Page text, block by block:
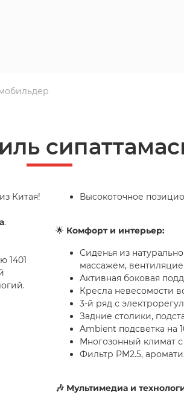
из Китая!
.
1401
Высокоточное
🌟 Комфорт и интерьер:
Сиденья из
массажем,
Активная боковая
Кресла невесомости
3-й ряд с
Задние столики,
Ambient подсветка на
Многозонный климат
Фильтр PM2.5,
🎶 Мультимедиа и